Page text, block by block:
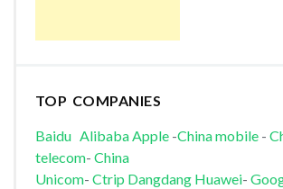
TOP COMPANIES
Baidu AlibabaApple-China mobile-
telecom- China
Unicom- Ctrip Dangdang Huawei-